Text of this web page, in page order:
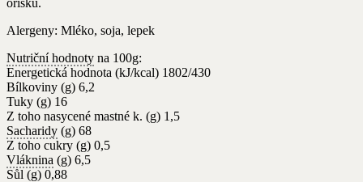
Alergeny: Mléko, soja, lepek
Nutriční hodnoty na 100g:
Energetická hodnota (kJ/kcal) 1802/430
Bílkoviny (g) 6,2
Tuky (g) 16
Z toho nasycené mastné k. (g) 1,5
Sacharidy (g) 68
Z toho cukry (g) 0,5
Vláknina (g) 6,5
Sůl (g) 0,88